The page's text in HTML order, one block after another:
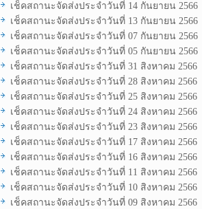
เช็คสถานะจัดส่งประจำวันที่ 14 กันยายน 2566
เช็คสถานะจัดส่งประจำวันที่ 13 กันยายน 2566
เช็คสถานะจัดส่งประจำวันที่ 07 กันยายน 2566
เช็คสถานะจัดส่งประจำวันที่ 05 กันยายน 2566
เช็คสถานะจัดส่งประจำวันที่ 31 สิงหาคม 2566
เช็คสถานะจัดส่งประจำวันที่ 28 สิงหาคม 2566
เช็คสถานะจัดส่งประจำวันที่ 25 สิงหาคม 2566
เช็คสถานะจัดส่งประจำวันที่ 24 สิงหาคม 2566
เช็คสถานะจัดส่งประจำวันที่ 23 สิงหาคม 2566
เช็คสถานะจัดส่งประจำวันที่ 17 สิงหาคม 2566
เช็คสถานะจัดส่งประจำวันที่ 16 สิงหาคม 2566
เช็คสถานะจัดส่งประจำวันที่ 11 สิงหาคม 2566
เช็คสถานะจัดส่งประจำวันที่ 10 สิงหาคม 2566
เช็คสถานะจัดส่งประจำวันที่ 09 สิงหาคม 2566